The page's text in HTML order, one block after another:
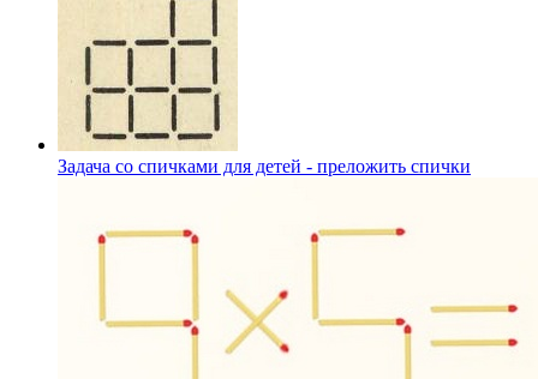
Задача со спичками для детей - преложить спички